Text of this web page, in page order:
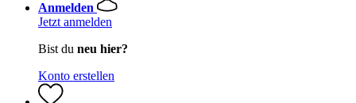
Anmelden
Jetzt anmelden
Bist du neu hier?
Konto erstellen